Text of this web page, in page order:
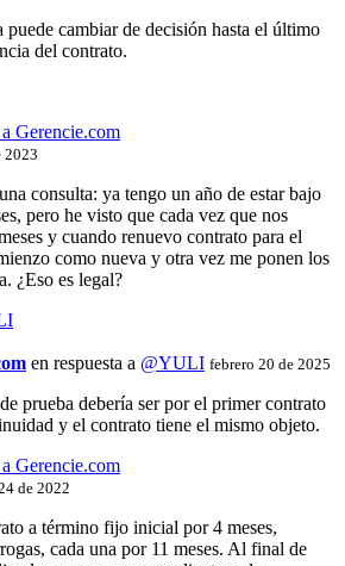
puede cambiar de decisión hasta el último
del contrato.
Gerencie.com
2023
consulta: ya tengo un año de estar bajo
pero he visto que cada vez que nos
y cuando renuevo contrato para el
como nueva y otra vez me ponen los
¿Eso es legal?
en respuesta a @YULI febrero 20 de 2025
prueba debería ser por el primer contrato
y el contrato tiene el mismo objeto.
Gerencie.com
de 2022
a término fijo inicial por 4 meses,
cada una por 11 meses. Al final de